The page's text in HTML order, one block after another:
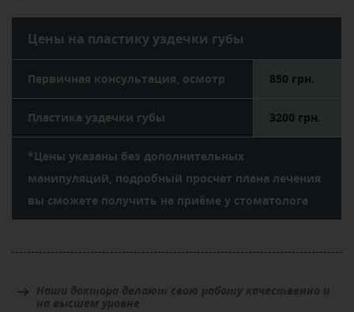
Цены на пластику уздечки губы
Первичная консультация, осмотр 850 грн.
Пластика уздечки губы 3200 грн.
*Цены указаны без дополнительных
манипуляций, подробный просчет плана лечения
вы сможете получить на приёме у стоматолога
Наши доктора делают свою работу качественно и
на высшем уровне